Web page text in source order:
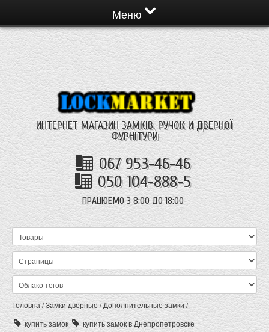
Меню
ИНТЕРНЕТ МАГАЗИН ЗАМКІВ, РУЧОК И ДВЕРНОЇ
ФУРНІТУРИ
067 953-46-46
050 104-888-5
ПРАЦЮЕМО З 8:00 ДО 18:00
Головна/Замки дверные/Дополнительные замки/
купить замок
купить замок в Днепропетровске